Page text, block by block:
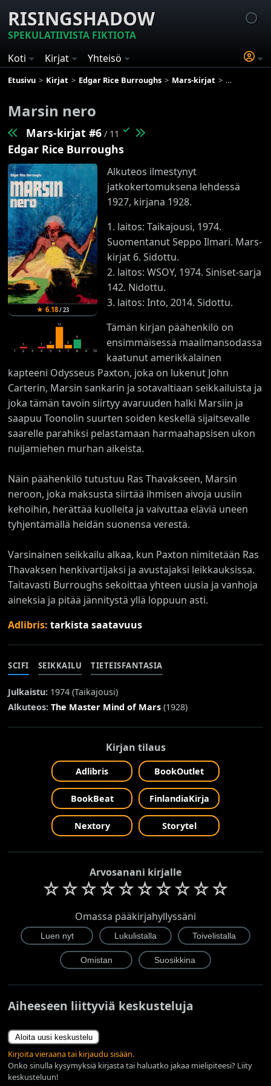
RISINGSHADOW
SPEKULATIIVISTA FIKTIOTA
Koti
Kirjat Yhteisö
Etusivu Kirjat Edgar Rice Burroughs Mars-kirjat Marsin nero
Marsin nero
Mars-kirjat #6 / 11 ✓
Edgar Rice Burroughs
★6.18/23
1
1
2
3
1
4
2
5
12
6
2
7
5
8 9 10
Alkuteos ilmestynyt
jatkokertomuksena lehdessä
1927, kirjana 1928.
1. laitos: Taikajousi, 1974.
Suomentanut Seppo Ilmari. Mars-
kirjat 6. Sidottu.
2. laitos: WSOY, 1974. Siniset-sarja
142. Nidottu.
3. laitos: Into, 2014. Sidottu.
Tämän kirjan päähenkilö on
ensimmäisessä maailmansodassa
kaatunut amerikkalainen
kapteeni Odysseus Paxton, joka on lukenut John
Carterin, Marsin sankarin ja sotavaltiaan seikkailuista ja
joka tämän tavoin siirtyy avaruuden halki Marsiin ja
saapuu Toonolin suurten soiden keskellä sijaitsevalle
saarelle parahiksi pelastamaan harmaahapsisen ukon
nuijamiehen murhan aikeista.
Näin päähenkilö tutustuu Ras Thavakseen, Marsin
neroon, joka maksusta siirtää ihmisen aivoja uusiin
kehoihin, herättää kuolleita ja vaivuttaa eläviä uneen
tyhjentämällä heidän suonensa verestä.
Varsinainen seikkailu alkaa, kun Paxton nimitetään Ras
Thavaksen henkivartijaksi ja avustajaksi leikkauksissa.
Taitavasti Burroughs sekoittaa yhteen uusia ja vanhoja
aineksia ja pitää jännitystä yllä loppuun asti.
Adlibris:tarkista saatavuus
SCIFI SEIKKAILU TIETEISFANTASIA
Julkaistu: 1974 (Taikajousi)
Alkuteos: The Master Mind of Mars (1928)
Kirjan tilaus
Adlibris BookOutlet
BookBeat FinlandiaKirja
Nextory Storytel
Arvosanani kirjalle
☆☆☆☆☆☆☆☆☆☆
Omassa pääkirjahyllyssäni
Aiheeseen liittyviä keskusteluja
Aloita uusi keskustelu
Kirjoita vieraana tai kirjaudu sisään.
Onko sinulla kysymyksiä kirjasta tai haluatko jakaa mielipiteesi? Liity
keskusteluun!